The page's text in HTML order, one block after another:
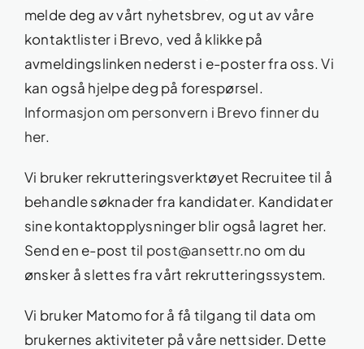
melde deg av vårt nyhetsbrev, og ut av våre
kontaktlister i Brevo, ved å klikke på
avmeldingslinken nederst i e-poster fra oss. Vi
kan også hjelpe deg på forespørsel.
Informasjon om personvern i Brevo finner du
her.
Vi bruker rekrutteringsverktøyet Recruitee til å
behandle søknader fra kandidater. Kandidater
sine kontaktopplysninger blir også lagret her.
Send en e-post til post@ansettr.no om du
ønsker å slettes fra vårt rekrutteringssystem.
Vi bruker Matomo for å få tilgang til data om
brukernes aktiviteter på våre nettsider. Dette